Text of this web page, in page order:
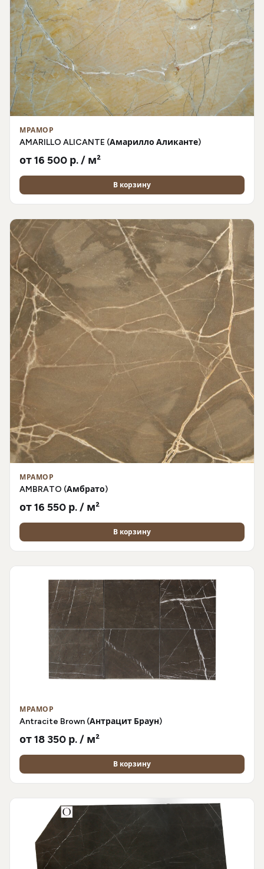
МРАМОР
AMARILLO ALICANTE (Амарилло Аликанте)
от 16 500 р. / м²
В корзину
МРАМОР
AMBRATO (Амбрато)
от 16 550 р. / м²
В корзину
МРАМОР
Antracite Brown (Антрацит Браун)
от 18 350 р. / м²
В корзину